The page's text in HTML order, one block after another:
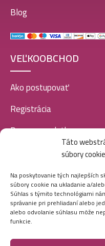
Táto
súbory
Na poskytovanie tých najlepších
súbory cookie na ukladanie a/
Súhlas s týmito technológiami
správanie pri prehliadaní alebo
alebo odvolanie súhlasu môže
funkcie.
Blog
VEĽKOOBCHOD
Ako postupovať
Registrácia
Doprava a platba
SOCIÁLNE SIETE